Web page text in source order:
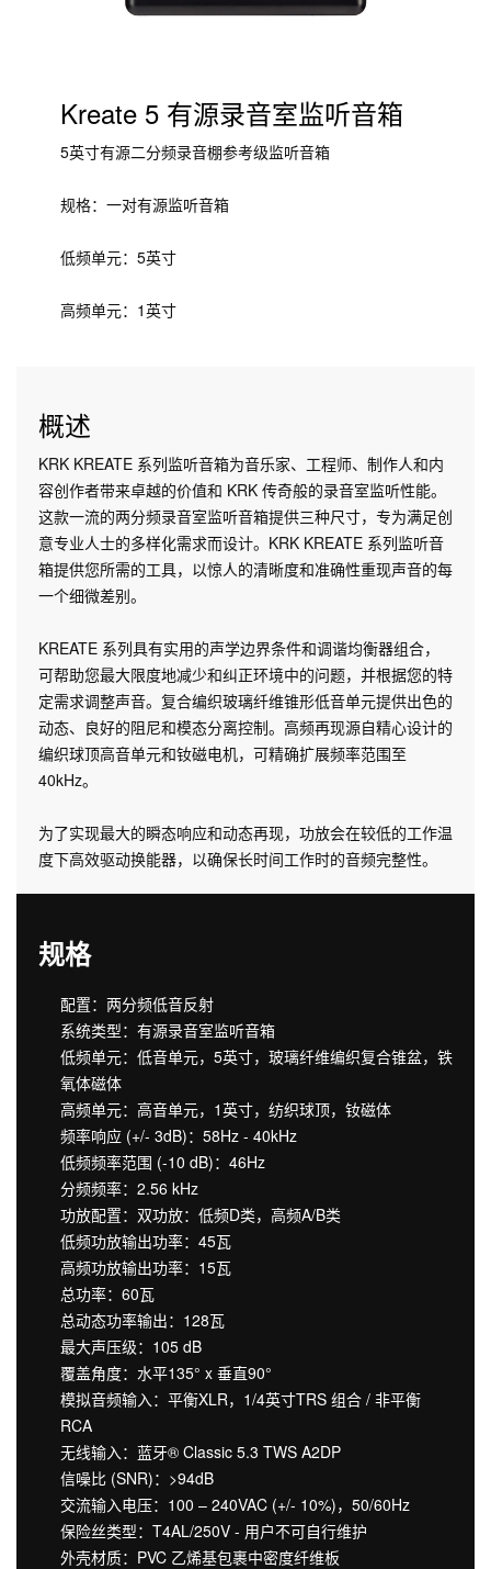
Kreate 5 有源录音室监听音箱
5英寸有源二分频录音棚参考级监听音箱
规格：一对有源监听音箱
低频单元：5英寸
高频单元：1英寸
概述
KRK KREATE 系列监听音箱为音乐家、工程师、制作人和内
容创作者带来卓越的价值和 KRK 传奇般的录音室监听性能。
这款一流的两分频录音室监听音箱提供三种尺寸，专为满足创
意专业人士的多样化需求而设计。KRK KREATE 系列监听音
箱提供您所需的工具，以惊人的清晰度和准确性重现声音的每
一个细微差别。
KREATE 系列具有实用的声学边界条件和调谐均衡器组合，
可帮助您最大限度地减少和纠正环境中的问题，并根据您的特
定需求调整声音。复合编织玻璃纤维锥形低音单元提供出色的
动态、良好的阻尼和模态分离控制。高频再现源自精心设计的
编织球顶高音单元和钕磁电机，可精确扩展频率范围至
40kHz。
为了实现最大的瞬态响应和动态再现，功放会在较低的工作温
度下高效驱动换能器，以确保长时间工作时的音频完整性。
规格
配置：两分频低音反射
系统类型：有源录音室监听音箱
低频单元：低音单元，5英寸，玻璃纤维编织复合锥盆，铁
氧体磁体
高频单元：高音单元，1英寸，纺织球顶，钕磁体
频率响应 (+/- 3dB)：58Hz - 40kHz
低频频率范围 (-10 dB)：46Hz
分频频率：2.56 kHz
功放配置：双功放：低频D类，高频A/B类
低频功放输出功率：45瓦
高频功放输出功率：15瓦
总功率：60瓦
总动态功率输出：128瓦
最大声压级：105 dB
覆盖角度：水平135° x 垂直90°
模拟音频输入：平衡XLR，1/4英寸TRS 组合 / 非平衡
RCA
无线输入：蓝牙® Classic 5.3 TWS A2DP
信噪比 (SNR)：>94dB
交流输入电压：100 – 240VAC (+/- 10%)，50/60Hz
保险丝类型：T4AL/250V - 用户不可自行维护
外壳材质：PVC 乙烯基包裹中密度纤维板